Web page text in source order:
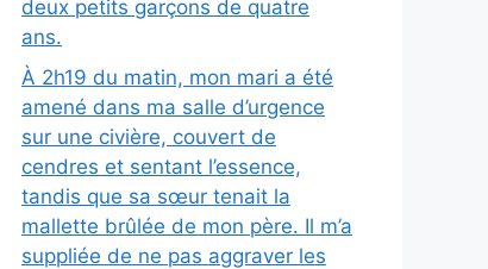
deux petits garçons de quatre
ans.
À 2h19 du matin, mon mari a été
amené dans ma salle d’urgence
sur une civière, couvert de
cendres et sentant l’essence,
tandis que sa sœur tenait la
mallette brûlée de mon père. Il m’a
suppliée de ne pas aggraver les